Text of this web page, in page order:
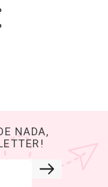
NADA,